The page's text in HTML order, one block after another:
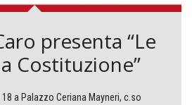
presenta “Le
Costituzione”
a Palazzo Ceriana Mayneri, c.so